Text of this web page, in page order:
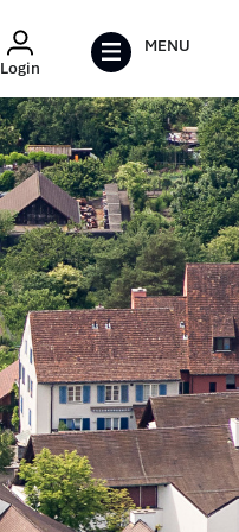
Login
MENU